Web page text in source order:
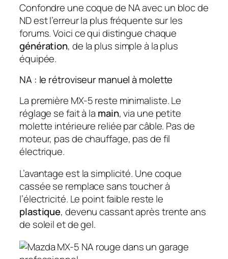
Confondre une coque de NA avec un bloc de
ND est l’erreur la plus fréquente sur les
forums. Voici ce qui distingue chaque
génération, de la plus simple à la plus
équipée.
NA : le rétroviseur manuel à molette
La première MX-5 reste minimaliste. Le
réglage se fait à la main, via une petite
molette intérieure reliée par câble. Pas de
moteur, pas de chauffage, pas de fil
électrique.
L’avantage est la simplicité. Une coque
cassée se remplace sans toucher à
l’électricité. Le point faible reste le
plastique, devenu cassant après trente ans
de soleil et de gel.